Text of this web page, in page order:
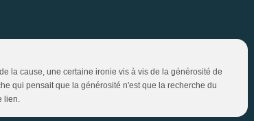
la cause, une certaine ironie vis à vis de la générosité de
qui pensait que la générosité n'est que la recherche du
lien.